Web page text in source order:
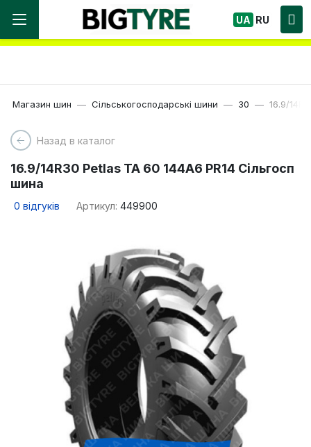
Ми працюємо! Великий вибір Шин, швидка
доставка по Україні!
UA RU
Магазин шин Сільськогосподарські шини 30 16.9/
Назад в каталог
16.9/14R30 Petlas TA 60 144A6 PR14 Сільгосп
шина
0 відгуків Артикул: 449900